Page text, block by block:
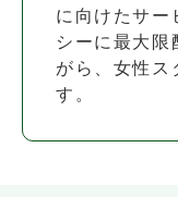
に向けたサー
シーに最大限
がら、女性ス
す。